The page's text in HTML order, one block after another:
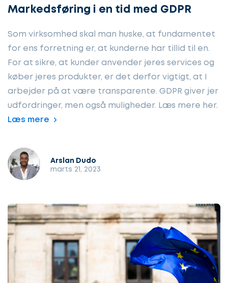
Markedsføring i en tid med GDPR
Som virksomhed skal man huske, at fundamentet
for ens forretning er, at kunderne har tillid til en.
For at sikre, at kunder anvender jeres services og
køber jeres produkter, er det derfor vigtigt, at I
arbejder på at være transparente. GDPR giver jer
udfordringer, men også muligheder. Læs mere her.
Læs mere
Arslan Dudo
marts 21, 2023